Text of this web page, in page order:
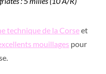
technique de la Corseet
mouillages pour